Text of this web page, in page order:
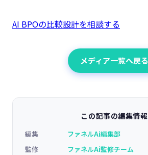
AI BPOの比較設計を相談する
メディア一覧へ戻る
この記事の編集情報
編集
ファネルAi編集部
監修
ファネルAi監修チーム